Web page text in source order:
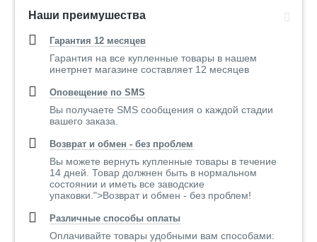
Наши преимушества
Гарантия 12 месяцев
Гарантия на все купленные товары в нашем
инетрнет магазине составляет 12 месяцев
Оповещение по SMS
Вы получаете SMS сообщения о каждой стадии
вашего заказа.
Возврат и обмен - без проблем
Вы можете вернуть купленные товары в течение
14 дней. Товар должнен быть в нормальном
состоянии и иметь все заводские
упаковки.">Возврат и обмен - без проблем!
Различные способы оплаты
Оплачивайте товары удобными вам способами: